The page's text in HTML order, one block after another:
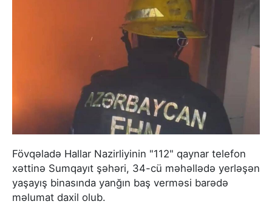
Fövqəladə Hallar Nazirliyinin "112" qaynar telefon
xəttinə Sumqayıt şəhəri, 34-cü məhəllədə yerləşən
yaşayış binasında yanğın baş verməsi barədə
məlumat daxil olub.